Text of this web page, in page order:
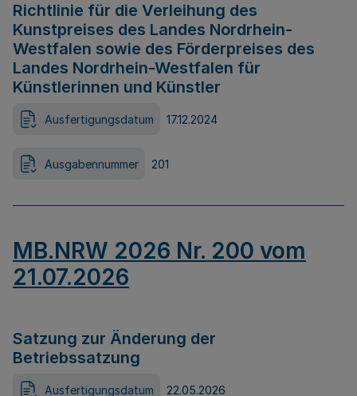
Richtlinie für die Verleihung des
Kunstpreises des Landes Nordrhein-
Westfalen sowie des Förderpreises des
Landes Nordrhein-Westfalen für
Künstlerinnen und Künstler
Ausfertigungsdatum 17.12.2024
Ausgabennummer 201
MB.NRW 2026 Nr. 200 vom
21.07.2026
Satzung zur Änderung der
Betriebssatzung
Ausfertigungsdatum 22.05.2026